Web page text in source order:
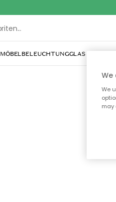
MÖBELBELEUCHTUNGGLAS &
We
We
may